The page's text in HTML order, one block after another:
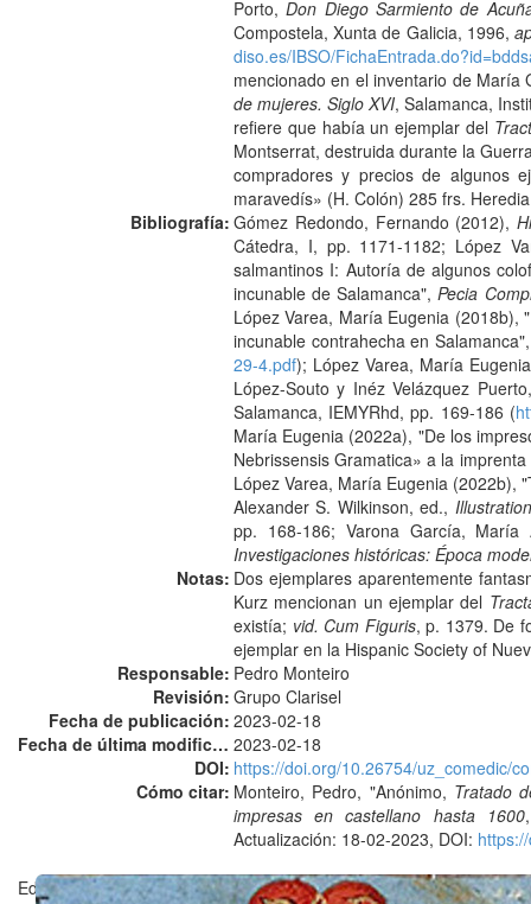
Porto,Don Diego Sarmiento de
Compostela, Xunta de Galicia, 1996,
diso.es/IBSO/
mencionado en el inventario de
de mujeres. Siglo XVI, Salamanca,
refiere que había un ejemplar del
Montserrat, destruida durante la
compradores y precios de algunos
maravedís» (H. Colón) 285 frs.
Bibliografía: Gómez Redondo, Fernando (2012),
Cátedra, I, pp. 1171-1182; López
salmantinos I: Autoría de algunos
incunable de Salamanca",Pecia
López Varea, María Eugenia (2018b),
incunable contrahecha en
29-4.pdf); López Varea, María
López-Souto y Inéz Velázquez
Salamanca, IEMYRhd, pp. 169-186 (
María Eugenia (2022a), "De los
Nebrissensis Gramatica» a la
López Varea, María Eugenia (2022b),
Alexander S. Wilkinson, ed.,
pp. 168-186; Varona García, María
Investigaciones históricas: Época
Notas: Dos ejemplares aparentemente
Kurz mencionan un ejemplar del
existía; vid. Cum Figuris, p. 1379. De
ejemplar en la Hispanic Society of
Responsable: Pedro Monteiro
Revisión: Grupo Clarisel
Fecha de publicación: 2023-02-18
Fecha de última modificación: 2023-02-18
DOI: https://doi.org/10.26754/uz_comedic/
Cómo citar: Monteiro, Pedro, "Anónimo, Tratado
impresas en castellano hasta 1600
Actualización: 18-02-2023, DOI:
Editado en Zaragoza por ©Grupo Clarisel, Universidad de